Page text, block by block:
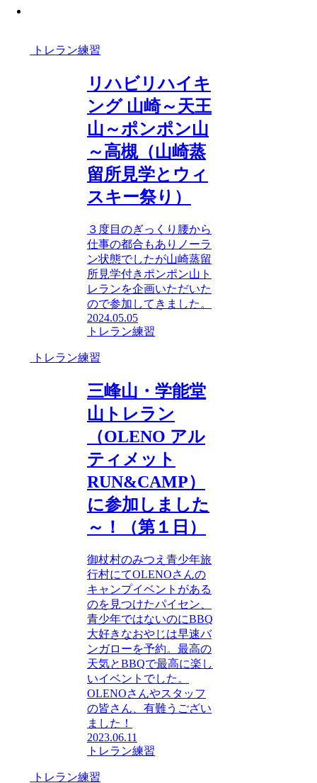
トレラン練習
リハビリハイキ
ング 山崎～天王
山～ポンポン山
～高槻（山崎蒸
留所見学とウィ
スキー祭り）
３度目のぎっくり腰から
仕事の都合もありノーラ
ン状態でしたが山崎蒸留
所見学付きポンポン山ト
レランを企画いただいた
ので参加してきました。
2024.05.05
トレラン練習
トレラン練習
三峰山・学能堂
山トレラン
（OLENO アル
ティメット
RUN&CAMP）
に参加しました
～！（第１日）
御杖村のみつえ青少年旅
行村にてOLENOさんの
キャンプイベントがある
のを見つけたパイセン、
青少年ではないのにBBQ
大好きなおやじは早速バ
ンガローを予約。最高の
天気とBBQで最高に楽し
いイベントでした。
OLENOさんやスタッフ
の皆さん、有難うござい
ました！
2023.06.11
トレラン練習
トレラン練習